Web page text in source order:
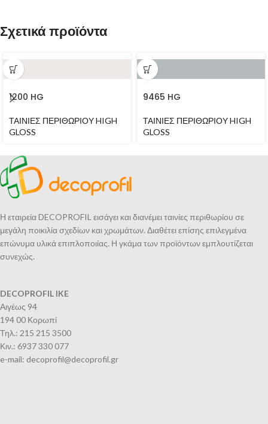
Σχετικά προϊόντα
1200 HG
ΤΑΙΝΙΕΣ ΠΕΡΙΘΩΡΙΟΥ HIGH
GLOSS
9465 HG
ΤΑΙΝΙΕΣ ΠΕΡΙΘΩΡΙΟΥ HIGH
GLOSS
Η εταιρεία DECOPROFIL εισάγει και διανέμει ταινίες περιθωρίου σε
μεγάλη ποικιλία σχεδίων και χρωμάτων. Διαθέτει επίσης επιλεγμένα
επώνυμα υλικά επιπλοποιίας. Η γκάμα των προϊόντων εμπλουτίζεται
συνεχώς.
DECOPROFIL IKE
Αιγέως 94
194 00 Κορωπί
Τηλ.: 215 215 3500
Κιν.: 6937 330 077
e-mail: decoprofil@decoprofil.gr